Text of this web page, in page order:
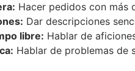
Hacer pedidos con más
Dar descripciones
libre: Hablar de
Hablar de problemas de